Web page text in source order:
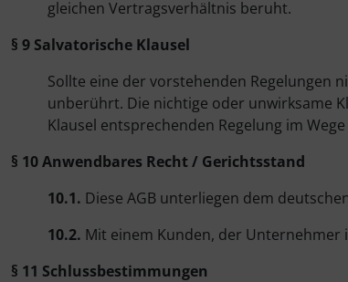
gleichen Vertragsverhältnis beruht.
§ 9 Salvatorische Klausel
Sollte eine der vorstehenden Regelungen
unberührt. Die nichtige oder unwirksame
Klausel entsprechenden Regelung im
§ 10 Anwendbares Recht / Gerichtsstand
10.1. Diese AGB unterliegen dem
10.2. Mit einem Kunden, der Unternehmer
§ 11 Schlussbestimmungen